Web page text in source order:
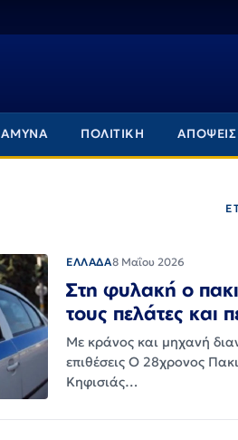
ΑΜΥΝΑ ΠΟΛΙΤΙΚΗ ΑΠΟΨΕΙΣ
ΕΛΛΑΔΑ8 Μαΐου 2026
Στη φυλακή ο
τους πελάτες και
Με κράνος και μηχανή
επιθέσεις Ο 28χρονος
Κηφισιάς…